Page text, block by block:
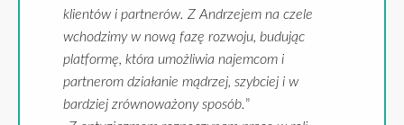
klientów i partnerów. Z Andrzejem na czele
wchodzimy w nową fazę rozwoju, budując
platformę, która umożliwia najemcom i
partnerom działanie mądrzej, szybciej i w
bardziej zrównoważony sposób.”